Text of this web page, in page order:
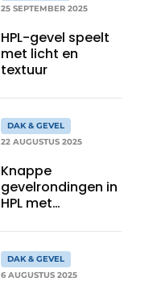
25 SEPTEMBER 2025
HPL-gevel speelt
met licht en
textuur
DAK & GEVEL
22 AUGUSTUS 2025
Knappe
gevelrondingen in
HPL met
DAK & GEVEL
6 AUGUSTUS 2025